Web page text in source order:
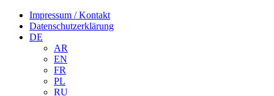
Impressum / Kontakt
Datenschutzerklärung
DE
AR
EN
FR
PL
RU